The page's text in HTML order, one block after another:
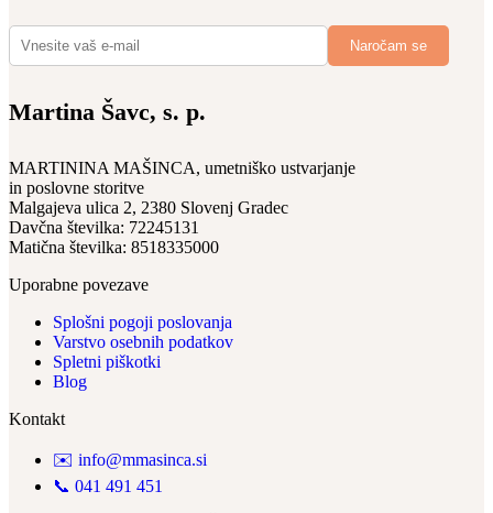
Martina Šavc, s. p.
MARTININA MAŠINCA, umetniško ustvarjanje
in poslovne storitve
Malgajeva ulica 2, 2380 Slovenj Gradec
Davčna številka: 72245131
Matična številka: 8518335000
Uporabne povezave
Splošni pogoji poslovanja
Varstvo osebnih podatkov
Spletni piškotki
Blog
Kontakt
✉️ info@mmasinca.si
📞 041 491 451